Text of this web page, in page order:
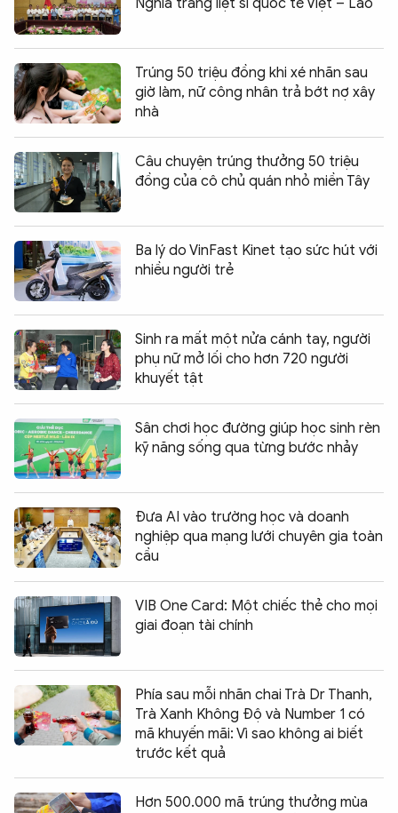
Nghĩa trang liệt sĩ quốc tế Việt – Lào
Trúng 50 triệu đồng khi xé nhãn sau
giờ làm, nữ công nhân trả bớt nợ xây
nhà
Câu chuyện trúng thưởng 50 triệu
đồng của cô chủ quán nhỏ miền Tây
Ba lý do VinFast Kinet tạo sức hút với
nhiều người trẻ
Sinh ra mất một nửa cánh tay, người
phụ nữ mở lối cho hơn 720 người
khuyết tật
Sân chơi học đường giúp học sinh rèn
kỹ năng sống qua từng bước nhảy
Đưa AI vào trường học và doanh
nghiệp qua mạng lưới chuyên gia toàn
cầu
VIB One Card: Một chiếc thẻ cho mọi
giai đoạn tài chính
Phía sau mỗi nhãn chai Trà Dr Thanh,
Trà Xanh Không Độ và Number 1 có
mã khuyến mãi: Vì sao không ai biết
trước kết quả
Hơn 500.000 mã trúng thưởng mùa